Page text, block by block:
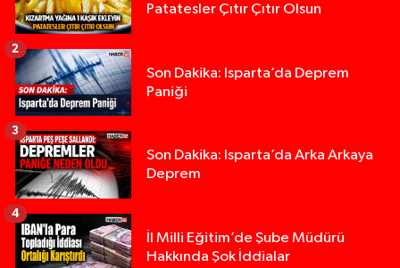
Patatesler Çıtır Çıtır Olsun
Son Dakika: Isparta’da Deprem
Paniği
2
Son Dakika: Isparta’da Arka Arkaya
Deprem
3
İl Milli Eğitim’de Şube Müdürü
Hakkında Şok İddialar
4